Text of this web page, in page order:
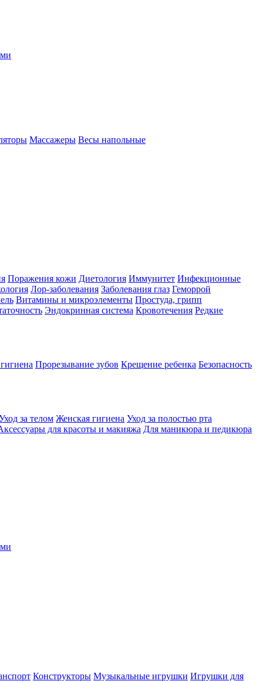
Массажеры Весы напольные
Поражения кожи Диетология Иммунитет Инфекционные
Лор-заболевания Заболевания глаз Геморрой
Витамины и микроэлементы Простуда, грипп
Эндокринная система Кровотечения Редкие
Прорезывание зубов Крещение ребенка Безопасность
за телом Женская гигиена Уход за полостью рта
для красоты и макияжа Для маникюра и педикюра
Конструкторы Музыкальные игрушки Игрушки для